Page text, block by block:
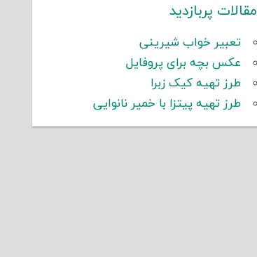
مقالات پربازدید
تعبیر خواب شیرینی
عکس بچه برای پروفایل
طرز تهیه کیک زبرا
طرز تهیه پیتزا با خمیر نانوایی